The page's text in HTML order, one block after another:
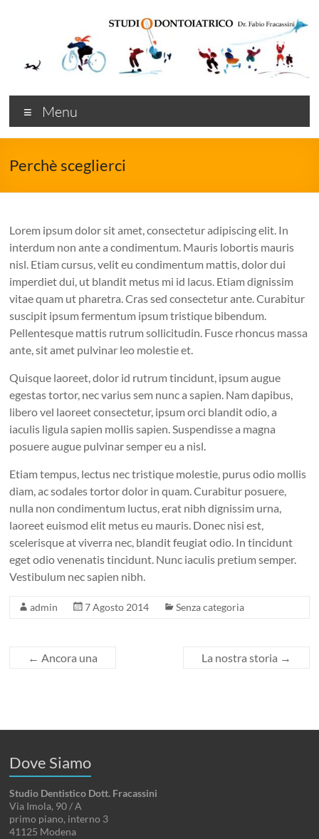
Studio
Dentistico
Fabio
Fracassini
Dentista
a
Modena
Menu
Perchè sceglierci
Lorem ipsum dolor sit amet, consectetur adipiscing elit. In
interdum non ante a condimentum. Mauris lobortis mauris
nisl. Etiam cursus, velit eu condimentum mattis, dolor dui
imperdiet dui, ut blandit metus mi id lacus. Etiam dignissim
vitae quam ut pharetra. Cras sed consectetur ante. Curabitur
suscipit ipsum fermentum ipsum tristique bibendum.
Pellentesque mattis rutrum sollicitudin. Fusce rhoncus massa
ante, sit amet pulvinar leo molestie et.
Quisque laoreet, dolor id rutrum tincidunt, ipsum augue
egestas tortor, nec varius sem nunc a sapien. Nam dapibus,
libero vel laoreet consectetur, ipsum orci blandit odio, a
iaculis ligula sapien mollis sapien. Suspendisse a magna
posuere augue pulvinar semper eu a nisl.
Etiam tempus, lectus nec tristique molestie, purus odio mollis
diam, ac sodales tortor dolor in quam. Curabitur posuere,
nulla non condimentum luctus, erat nibh dignissim urna,
laoreet euismod elit metus eu mauris. Donec nisi est,
scelerisque at viverra nec, blandit feugiat odio. In tincidunt
eget odio venenatis tincidunt. Nunc iaculis pretium semper.
Vestibulum nec sapien nibh.
admin 7 Agosto 2014 Senza categoria
← Ancora una La nostra storia →
Dove Siamo
Studio Dentistico Dott. Fracassini
Via Imola, 90 / A
primo piano, interno 3
41125 Modena